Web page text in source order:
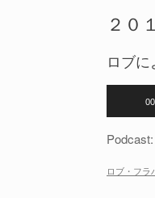
２０
ロブに
プ
ー
Podcast:
ロブ・フラ